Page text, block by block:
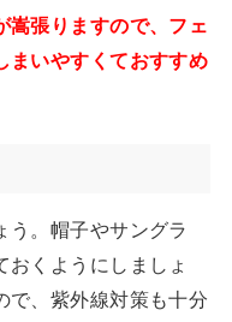
嵩張りますので、フェ
まいやすくておすすめ
う。帽子やサングラ
おくようにしましょ
で、紫外線対策も十分